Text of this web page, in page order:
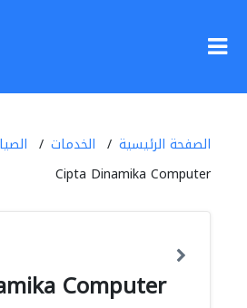
الصفحة الرئيسية الخدمات
Cipta Dinamika Computer
Computer